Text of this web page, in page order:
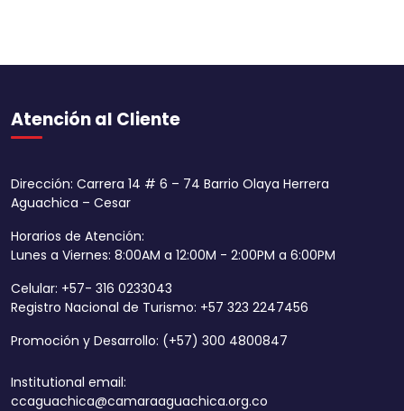
Atención al Cliente
Dirección: Carrera 14 # 6 – 74 Barrio Olaya Herrera
Aguachica – Cesar
Horarios de Atención:
Lunes a Viernes: 8:00AM a 12:00M - 2:00PM a 6:00PM
Celular: +57- 316 0233043
Registro Nacional de Turismo: +57 323 2247456
Promoción y Desarrollo: (+57) 300 4800847
Institutional email:
ccaguachica@camaraaguachica.org.co